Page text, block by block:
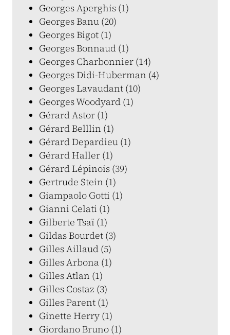
Georges Aperghis (1)
Georges Banu (20)
Georges Bigot (1)
Georges Bonnaud (1)
Georges Charbonnier (14)
Georges Didi-Huberman (4)
Georges Lavaudant (10)
Georges Woodyard (1)
Gérard Astor (1)
Gérard Belllin (1)
Gérard Depardieu (1)
Gérard Haller (1)
Gérard Lépinois (39)
Gertrude Stein (1)
Giampaolo Gotti (1)
Gianni Celati (1)
Gilberte Tsaï (1)
Gildas Bourdet (3)
Gilles Aillaud (5)
Gilles Arbona (1)
Gilles Atlan (1)
Gilles Costaz (3)
Gilles Parent (1)
Ginette Herry (1)
Giordano Bruno (1)